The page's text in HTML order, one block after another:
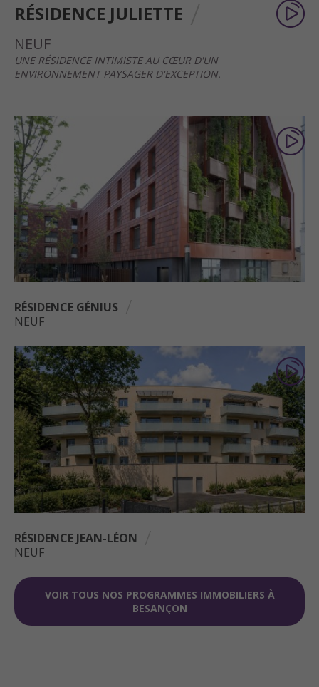
RÉSIDENCE JULIETTE
NEUF
UNE RÉSIDENCE INTIMISTE AU CŒUR D'UN
ENVIRONNEMENT PAYSAGER D'EXCEPTION.
RÉSIDENCE GÉNIUS
NEUF
RÉSIDENCE JEAN-LÉON
NEUF
VOIR TOUS NOS PROGRAMMES IMMOBILIERS À
BESANÇON